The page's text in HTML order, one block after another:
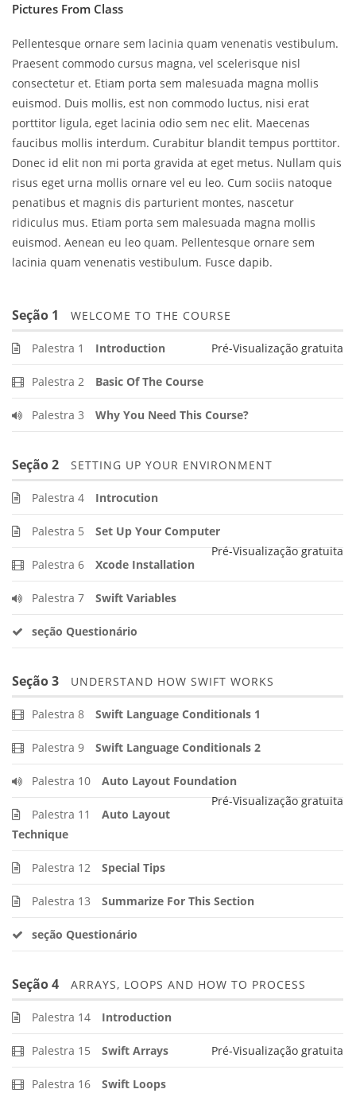
Pictures From Class
Pellentesque ornare sem lacinia quam venenatis vestibulum.
Praesent commodo cursus magna, vel scelerisque nisl
consectetur et. Etiam porta sem malesuada magna mollis
euismod. Duis mollis, est non commodo luctus, nisi erat
porttitor ligula, eget lacinia odio sem nec elit. Maecenas
faucibus mollis interdum. Curabitur blandit tempus porttitor.
Donec id elit non mi porta gravida at eget metus. Nullam quis
risus eget urna mollis ornare vel eu leo. Cum sociis natoque
penatibus et magnis dis parturient montes, nascetur
ridiculus mus. Etiam porta sem malesuada magna mollis
euismod. Aenean eu leo quam. Pellentesque ornare sem
lacinia quam venenatis vestibulum. Fusce dapib.
Seção 1 WELCOME TO THE COURSE
Palestra 1 Introduction Pré-Visualização gratuita
Palestra 2 Basic Of The Course
Palestra 3 Why You Need This Course?
Seção 2 SETTING UP YOUR ENVIRONMENT
Palestra 4 Introcution
Palestra 5
Set Up Your Computer
Pré-Visualização gratuita
Palestra 6
Xcode Installation
Palestra 7 Swift Variables
seção Questionário
Seção 3 UNDERSTAND HOW SWIFT WORKS
Palestra 8 Swift Language Conditionals 1
Palestra 9 Swift Language Conditionals 2
Palestra 10
Auto Layout Foundation
Pré-Visualização gratuita
Palestra 11
Auto Layout
Technique
Palestra 12 Special Tips
Palestra 13 Summarize For This Section
seção Questionário
Seção 4 ARRAYS, LOOPS AND HOW TO PROCESS
Palestra 14 Introduction
Palestra 15 Swift Arrays Pré-Visualização gratuita
Palestra 16 Swift Loops